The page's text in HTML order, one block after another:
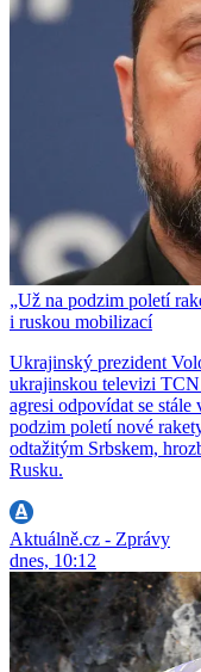
„Už na podzim poletí
i ruskou mobilizací
Ukrajinský prezident
ukrajinskou televizi
agresi odpovídat se
podzim poletí nové
odtažitým Srbskem,
Rusku.
Aktuálně.cz - Zprávy
dnes, 10:12